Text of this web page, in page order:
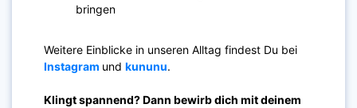
bringen
Weitere Einblicke in unseren Alltag findest Du bei
Instagram und kununu.
Klingt spannend? Dann bewirb dich mit deinem